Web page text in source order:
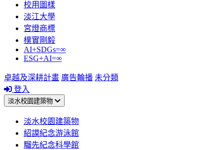
校用圖樣
淡江大學
宮燈商標
樸實剛毅
AI+SDGs=∞
ESG+AI=∞
卓越及深耕計畫 廣告輪播 未分類
登入
淡水校園建築物
淡水校園建築物
紹謨紀念游泳館
騮先紀念科學館